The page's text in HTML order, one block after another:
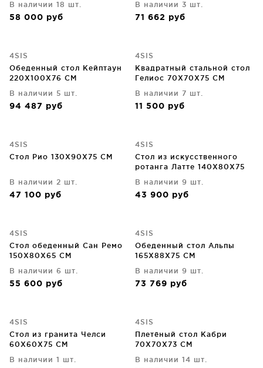
В наличии 18 шт.
58 000 руб
В наличии 3 шт.
71 662 руб
4SIS
Обеденный стол Кейптаун
220X100X76 CM
В наличии 5 шт.
94 487 руб
4SIS
Квадратный стальной стол
Гелиос 70X70X75 CM
В наличии 7 шт.
11 500 руб
4SIS
Стол Рио 130X90X75 CM
В наличии 2 шт.
47 100 руб
4SIS
Стол из искусственного
ротанга Латте 140X80X75
В наличии 9 шт.
43 900 руб
4SIS
Стол обеденный Сан Ремо
150X80X65 CM
В наличии 6 шт.
55 600 руб
4SIS
Обеденный стол Альпы
165X88X75 CM
В наличии 9 шт.
73 769 руб
4SIS
Стол из гранита Челси
60X60X75 CM
В наличии 1 шт.
4SIS
Плетёный стол Кабри
70X70X73 CM
В наличии 14 шт.